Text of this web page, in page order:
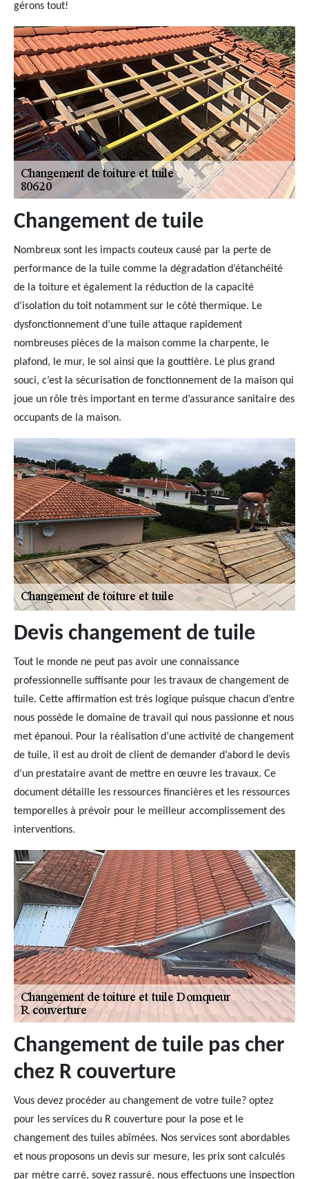
gérons tout!
Changement de tuile
Nombreux sont les impacts couteux causé par la perte de
performance de la tuile comme la dégradation d’étanchéité
de la toiture et également la réduction de la capacité
d’isolation du toit notamment sur le côté thermique. Le
dysfonctionnement d’une tuile attaque rapidement
nombreuses pièces de la maison comme la charpente, le
plafond, le mur, le sol ainsi que la gouttière. Le plus grand
souci, c’est la sécurisation de fonctionnement de la maison qui
joue un rôle très important en terme d’assurance sanitaire des
occupants de la maison.
Devis changement de tuile
Tout le monde ne peut pas avoir une connaissance
professionnelle suffisante pour les travaux de changement de
tuile. Cette affirmation est très logique puisque chacun d’entre
nous possède le domaine de travail qui nous passionne et nous
met épanoui. Pour la réalisation d’une activité de changement
de tuile, il est au droit de client de demander d’abord le devis
d’un prestataire avant de mettre en œuvre les travaux. Ce
document détaille les ressources financières et les ressources
temporelles à prévoir pour le meilleur accomplissement des
interventions.
Changement de tuile pas cher
chez R couverture
Vous devez procéder au changement de votre tuile? optez
pour les services du R couverture pour la pose et le
changement des tuiles abîmées. Nos services sont abordables
et nous proposons un devis sur mesure, les prix sont calculés
par mètre carré, soyez rassuré, nous effectuons une inspection